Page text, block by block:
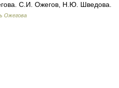
С.И. Ожегов, Н.Ю. Шведова.
Ожегова